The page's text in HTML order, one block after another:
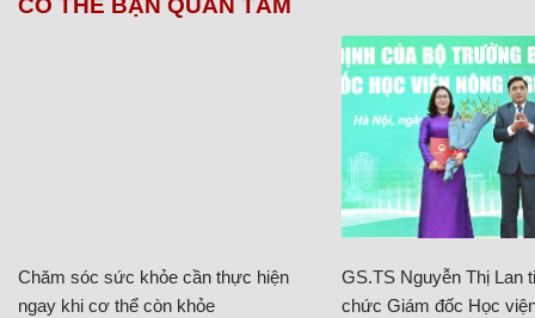
CÓ THỂ BẠN QUAN TÂM
Chăm sóc sức khỏe cần thực hiện
ngay khi cơ thể còn khỏe
GS.TS Nguyễn Thị Lan
chức Giám đốc Học